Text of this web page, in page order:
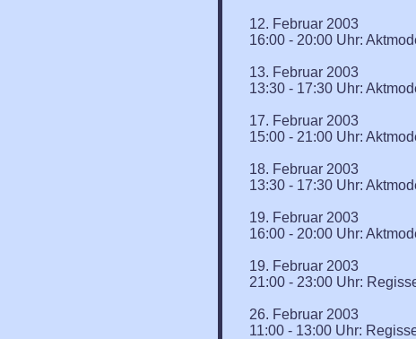
12. Februar 2003
16:00 - 20:00 Uhr:
13. Februar 2003
13:30 - 17:30 Uhr:
17. Februar 2003
15:00 - 21:00 Uhr:
18. Februar 2003
13:30 - 17:30 Uhr:
19. Februar 2003
16:00 - 20:00 Uhr:
19. Februar 2003
21:00 - 23:00 Uhr:
26. Februar 2003
11:00 - 13:00 Uhr: